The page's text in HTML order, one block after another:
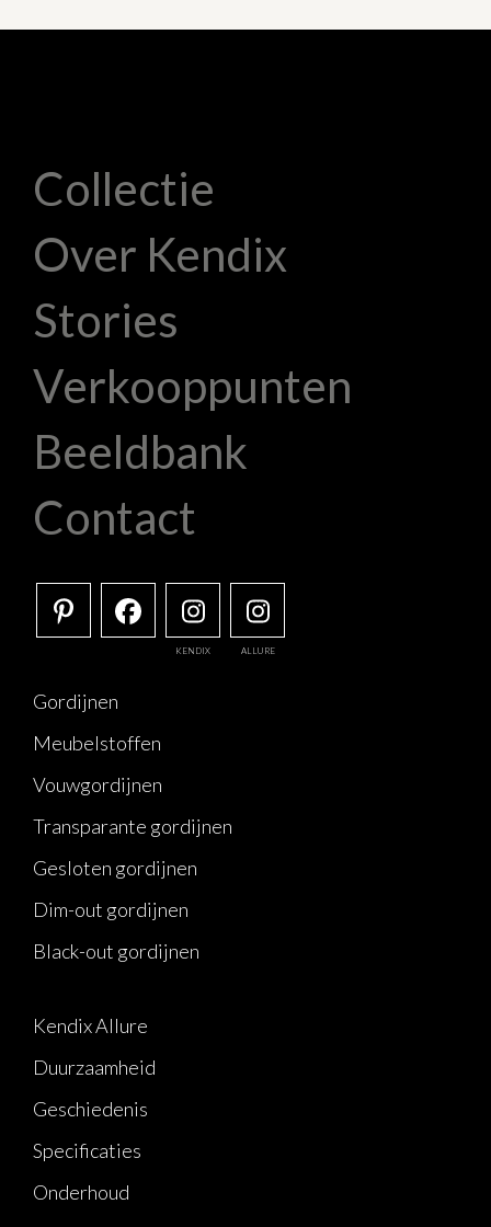
Collectie
Over Kendix
Stories
Verkooppunten
Beeldbank
Contact
KENDIX ALLURE
Gordijnen
Meubelstoffen
Vouwgordijnen
Transparante gordijnen
Gesloten gordijnen
Dim-out gordijnen
Black-out gordijnen
Kendix Allure
Duurzaamheid
Geschiedenis
Specificaties
Onderhoud